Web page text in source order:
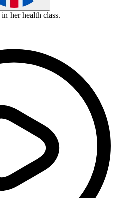
in her health class.